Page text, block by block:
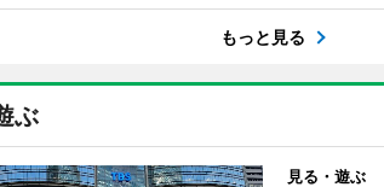
もっと見る
ぶ
見る・遊ぶ